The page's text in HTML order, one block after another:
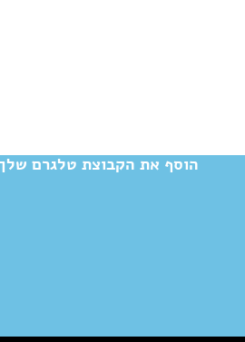
הוסף את הקבוצת טלגרם